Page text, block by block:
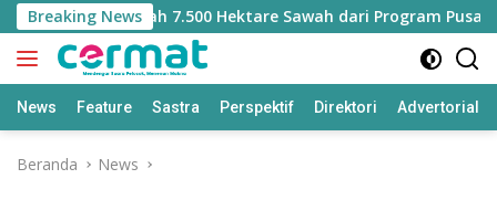
Langsung
ke
konten
Breaking NewsJatah 7.500 Hektare Sawah dari Program Pusat
News Feature Sastra Perspektif Direktori Advertorial
Beranda News